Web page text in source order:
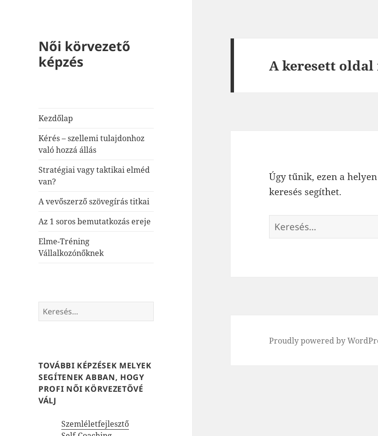
Női körvezető
képzés
Kezdőlap
Kérés – szellemi tulajdonhoz
való hozzá állás
Stratégiai vagy taktikai elméd
van?
A vevőszerző szövegírás titkai
Az 1 soros bemutatkozás ereje
Elme-Tréning
Vállalkozónőknek
Keresés:
TOVÁBBI KÉPZÉSEK MELYEK
SEGÍTENEK ABBAN, HOGY
PROFI NŐI KÖRVEZETŐVÉ
VÁLJ
Szemléletfejlesztő
A keresett
Úgy tűnik, ezen a
keresés segíthet.
Keresés:
Proudly powered by